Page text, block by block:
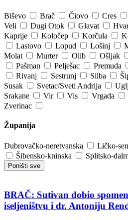
Biševo Brač Čiovo Cres
Veli
Dugi Otok Glavat
Kaprije
Koločep Korčula
Lastovo
Lopud Lošinj
Molat
Murter Olib Ošljak
Pašman
Pelješac Premuda
Rivanj
Sestrunj Silba
Susak
Svetac/Sveti Andrija
Srakane
Vir Vis Vrgada
Zverinac
Županija
Dubrovačko-neretvanska Ličko-
Šibensko-kninska
Splitsko-
Poništi sve
BRAČ: Sutivan dobio
iseljeništvu i dr. Antoniju